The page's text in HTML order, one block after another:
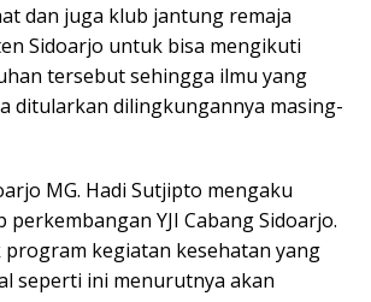
dan juga klub jantung remaja
Sidoarjo untuk bisa mengikuti
tersebut sehingga ilmu yang
ditularkan dilingkungannya masing-
MG. Hadi Sutjipto mengaku
YJI Cabang Sidoarjo.
program kegiatan kesehatan yang
seperti ini menurutnya akan